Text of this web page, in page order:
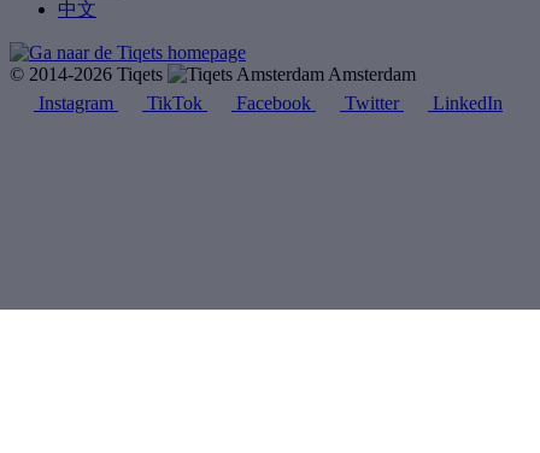
中文
© 2014-2026 Tiqets
Amsterdam
Instagram
TikTok Facebook Twitter LinkedIn